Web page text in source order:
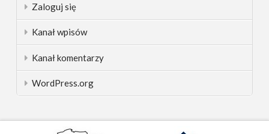
Zaloguj się
Kanał wpisów
Kanał komentarzy
WordPress.org